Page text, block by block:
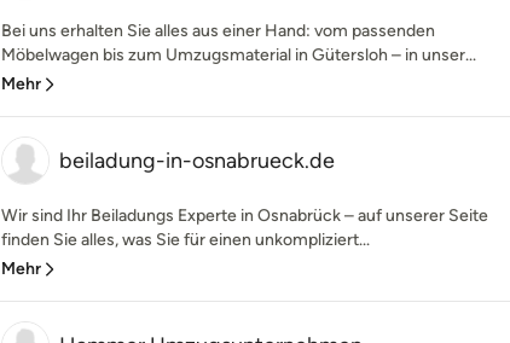
Bei uns erhalten Sie alles aus einer Hand: vom passenden
Möbelwagen bis zum Umzugsmaterial in Gütersloh – in unser...
Mehr
beiladung-in-osnabrueck.de
Wir sind Ihr Beiladungs Experte in Osnabrück – auf unserer Seite
finden Sie alles, was Sie für einen unkompliziert...
Mehr